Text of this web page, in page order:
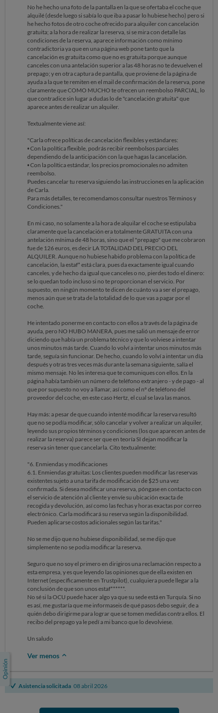
No he hecho una foto de la pantalla en la que se ofertaba el coche que
alquilé (desde luego si sabía lo que iba a pasar lo hubiese hecho) pero si
he hecho fotos de otro coche ofrecido para alquiler con cancelación
gratuita; a la hora de realizar la reserva, si se mira con detalle las
condiciones de la reserva, aparece información como mínimo
contradictoria ya que en una página web pone tanto que la
cancelación es gratuita como que no es gratuita porque aunque
canceles con una antelación superior a las 48 horas no te devuelven el
prepago; y en otra captura de pantalla, que proviene de la página de
ayuda a la que te remiten en el mail de confirmación de la reserva, pone
claramente que COMO MUCHO te ofrecen un reembolso PARCIAL, lo
que contradice sin lugar a dudas lo de "cancelación gratuita" que
aparece antes de realizar un alquiler.
Textualmente viene así:
"Carla ofrece políticas de cancelación flexibles y estándares:
• Con la política flexible, podrás recibir reembolsos parciales
dependiendo de la anticipación con la que hagas la cancelación.
• Con la política estándar, los precios promocionales no admiten
reembolso.
Puedes cancelar tu reserva siguiendo las instrucciones en la aplicación
de Carla.
Para más detalles, te recomendamos consultar nuestros Términos y
Condiciones."
En mi caso, no solamente a la hora de alquilar el coche se estipulaba
claramente que la cancelación era totalmente GRATUITA con una
antelación mínima de 48 horas, sino que el "prepago" que me cobraron
fue de 126 euros, es decir LA TOTALIDAD DEL PRECIO DEL
ALQUILER. Aunque no hubiese habido problema con la política de
cancelación, la estaf* está clara, pues da exactamente igual cuando
canceles, y de hecho da igual que canceles o no, pierdes todo el dinero:
se lo quedan todo incluso si no te proporcionan el servicio. Por
supuesto, en ningún momento te dicen de cuánto va a ser el prepago,
menos aún que se trata de la totalidad de lo que vas a pagar por el
coche.
He intentado ponerme en contacto con ellos a través de la página de
ayuda, pero NO HUBO MANERA, pues me salió un mensaje de error
diciendo que había un problema técnico y que lo volviese a intentar
unos minutos más tarde. Cuando lo volví a intentar unos minutos más
tarde, seguía sin funcionar. De hecho, cuando lo volví a intentar un día
después y otras tres veces más durante la semana siguiente, salía el
mismo mensaje. No les interesa que te comuniques con ellos. En la
página había también un número de teléfono extranjero - y de pago - al
que por supuesto no voy a llamar, así como el nº de teléfono del
proveedor del coche, en este caso Hertz, el cual se lava las manos.
Hay más: a pesar de que cuando intenté modificar la reserva resultó
que no se podía modificar, sólo cancelar y volver a realizar un alquiler,
leyendo sus propios términos y condiciones (los que aparecen antes de
realizar la reserva) parece ser que en teoría SI dejan modificar la
reserva sin tener que cancelarla. Cito textualmente:
"6. Enmiendas y modificaciones
6.1. Enmiendas gratuitas: Los clientes pueden modificar las reservas
existentes sujeto a una tarifa de modificación de $25 una vez
confirmada. Si desea modificar una reserva, póngase en contacto con
el servicio de atención al cliente y envíe su ubicación exacta de
recogida y devolución, así como las fechas y horas exactas por correo
electrónico. Carla modificará su reserva según la disponibilidad.
Pueden aplicarse costos adicionales según las tarifas."
No se me dijo que no hubiese disponibilidad, se me dijo que
simplemente no se podía modificar la reserva.
Seguro que no soy el primero en dirigiros una reclamación respecto a
esta empresa, y es que leyendo las opiniones que de ella existen en
Internet (específicamente en Trustpilot), cualquiera puede llegar a la
conclusión de que son unos estaf******.
No sé si la OCU puede hacer algo ya que su sede está en Turquía. Si no
es así, me gustaría que me informaseis de qué pasos debo seguir, de a
quién debo dirigirme para lograr que se tomen medidas contra ellos. El
recibo del prepago ya le pedí a mi banco que lo devolviese.
Un saludo
Ver menos
Asistencia solicitada 08 abril 2026